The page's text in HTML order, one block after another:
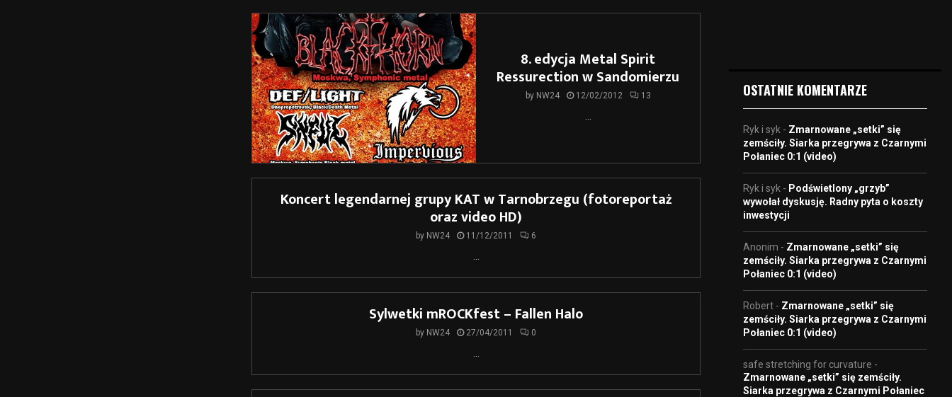
8. edycja Metal Spirit
Ressurection w Sandomierzu
by NW24 12/02/2012 13
...
Koncert legendarnej grupy KAT w Tarnobrzegu (fotoreportaż
oraz video HD)
by NW24 11/12/2011 6
Sylwetki mROCKfest – Fallen Halo
by NW24 27/04/2011 0
e
o
OSTATNIE KOMENTARZE
Ryk i syk - Zmarnowane „setki” się
zemściły. Siarka przegrywa z Czarnymi
Połaniec 0:1 (video)
Ryk i syk - Podświetlony „grzyb”
wywołał dyskusję. Radny pyta o koszty
inwestycji
Anonim - Zmarnowane „setki” się
zemściły. Siarka przegrywa z Czarnymi
Połaniec 0:1 (video)
Robert - Zmarnowane „setki” się
zemściły. Siarka przegrywa z Czarnymi
Połaniec 0:1 (video)
safe stretching for curvature -
Zmarnowane „setki” się zemściły.
Siarka przegrywa z Czarnymi Połaniec